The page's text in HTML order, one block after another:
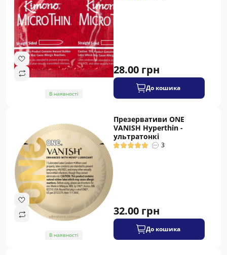
В наявності
28.00 грн
До кошика
В наявності
Презервативи ONE
VANISH Hyperthin -
ультратонкі
3
32.00 грн
До кошика